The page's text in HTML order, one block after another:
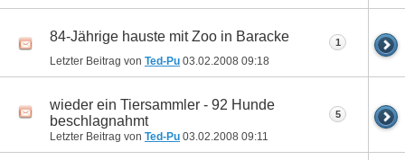
84-Jährige hauste mit Zoo in Baracke
Letzter Beitrag von Ted-Pu 03.02.2008 09:18
1
wieder ein Tiersammler - 92 Hunde
beschlagnahmt
Letzter Beitrag von Ted-Pu 03.02.2008 09:11
5